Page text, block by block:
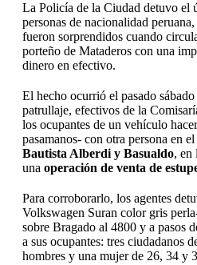
La Policía de la Ciudad detuvo el
personas de nacionalidad
fueron sorprendidos cuando
porteño de Mataderos con una
dinero en efectivo.
El hecho ocurrió el pasado
patrullaje, efectivos de la
los ocupantes de un vehículo
pasamanos- con otra persona en
Bautista Alberdi y Basualdo, en
una operación de venta de
Para corroborarlo, los agentes
Volkswagen Suran color gris
sobre Bragado al 4800 y a pasos
a sus ocupantes: tres ciudadanos
hombres y una mujer de 26, 34 y